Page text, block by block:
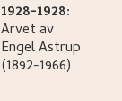
1928-1928:
Arvet av
EngelAstrup
(1892-1966)